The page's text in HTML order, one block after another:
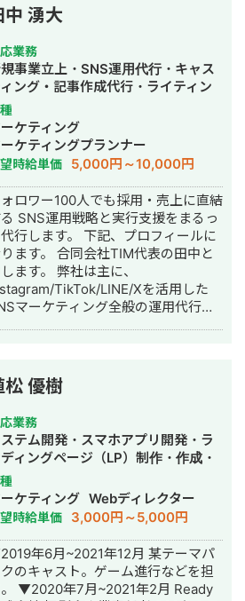
サイト制作で、集客に貢献するサ
作成します。 他社との違い ・累
200社以上のWebマーケティングを
・集客できるサイト設計のガイド
ンを持っている ・倍率30倍以上の
しい選考基準で品質を担保 ・365日
可能なサポート体制を実現 ・制作
けでなく戦略・設計・運用・改善ま
がSEO・MEO・SNSで集
動 ・営業マンを雇用せず品質向上
会社概要
regalonico.com キャリア Web
7年目 Web制作会社3年勤務
年独立開業⇨2022年法人化
年4月 STUDIOエキスパートシル
パートナー加盟 メールアドレス
米森直通
8467-5366
中 湧大
業務
事業立上・SNS運用代行・キャス
ング・記事作成代行・ライティン
バナー制作・デザイン・オウンド
ィア制作・構築・運用代行・動画
・動画編集・採用代行
ケティング
ケティングプランナー
時給単価 5,000円～10,000円
ロワー100人でも採用・売上に直結
SNS運用戦略と実行支援をまるっ
します。 下記、プロフィールに
。 合同会社TIM代表の田中と
ます。 弊社は主に、
TikTok/LINE/Xを活用した
マーケティング全般の運用代行事
ターとして活動 2024年〜 合同
TIM アカウントプランナー(現任)
社の事業内容と実績をまとめており
。 ナショナルクライアントから中
業まで幅広く対応実績がありま
SNS運用代行 ・
メディア構築、運営 ・SNSコンサ
ング ●運用実績まとめ ▶︎不動
住宅メディア運用 運用1年6ヶ月で
20件の注文住宅の成約獲得 ▶︎採用
ンル 薬学系企業様の新卒採用アカ
ト 運用6ヶ月: フォロワー400人で
経由の 新卒エ
松 優樹
業務
テム開発・スマホアプリ開発・ラ
ィングページ（LP）制作・作成・
サイト構築・ネットショップ作成代
SNS運用代行・ホームページ制
作成・動画制作・動画編集
ケティング Webディレクター
時給単価 3,000円～5,000円
年6月~2021年12月 某テーマパ
のキャスト。ゲーム進行などを担
2月 Ready